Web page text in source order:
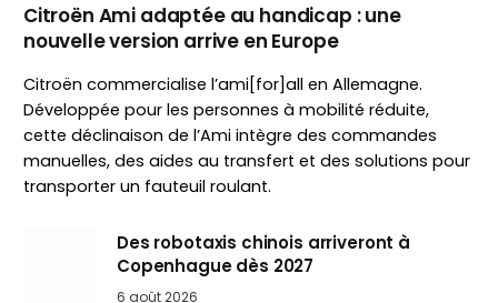
Citroën Ami adaptée au handicap : une
nouvelle version arrive en Europe
Citroën commercialise l’ami[for]all en Allemagne.
Développée pour les personnes à mobilité réduite,
cette déclinaison de l’Ami intègre des commandes
manuelles, des aides au transfert et des solutions pour
transporter un fauteuil roulant.
Des robotaxis chinois arriveront à
Copenhague dès 2027
6 août 2026